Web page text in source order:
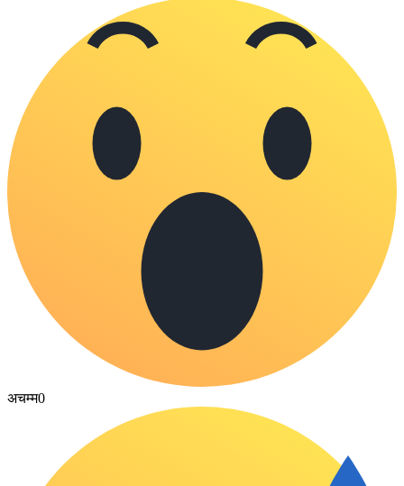
अचम्म0